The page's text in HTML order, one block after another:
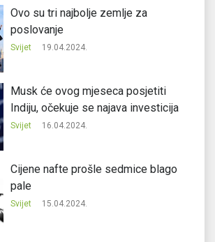
Ovo su tri najbolje zemlje za
poslovanje
Svijet 19.04.2024.
Musk će ovog mjeseca posjetiti
Indiju, očekuje se najava investicija
Svijet 16.04.2024.
Cijene nafte prošle sedmice blago
pale
Svijet 15.04.2024.